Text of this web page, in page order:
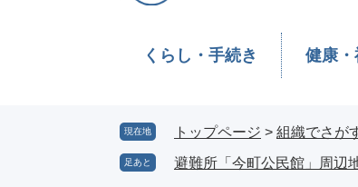
くらし・手続き 健康・
現在地 トップページ > 組織でさが
足あと 避難所「今町公民館」周辺